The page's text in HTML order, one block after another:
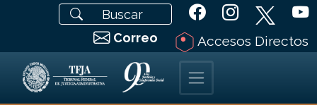
Correo Accesos Directos